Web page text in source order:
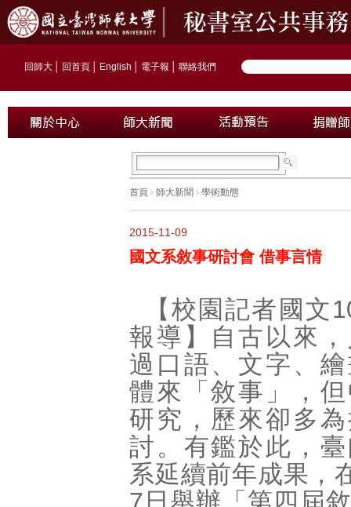
回師大 回首頁 English 電子報 聯絡我們
首頁 › 師大新聞 › 學術動態
2015-11-09
國文系敘事研討會 借事言情
【校園記者國文
報導】自古以來
過口語、文字、
體來「敘事」，
研究，歷來卻多
討。有鑑於此，
系延續前年成果，